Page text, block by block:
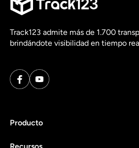
Track123 admite más de 1.700
brindándote visibilidad en tiempo
Producto